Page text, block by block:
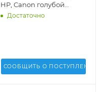
HP, Canon голубой
(Cyan)(HP UNIV)(1 кг.)
Достаточно
СООБЩИТЬ О ПОСТУПЛЕНИИ